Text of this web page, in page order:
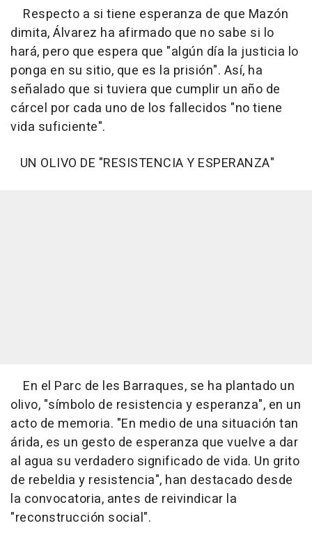
Respecto a si tiene esperanza de que Mazón
dimita, Álvarez ha afirmado que no sabe si lo
hará, pero que espera que "algún día la justicia lo
ponga en su sitio, que es la prisión". Así, ha
señalado que si tuviera que cumplir un año de
cárcel por cada uno de los fallecidos "no tiene
vida suficiente".
UN OLIVO DE "RESISTENCIA Y ESPERANZA"
En el Parc de les Barraques, se ha plantado un
olivo, "símbolo de resistencia y esperanza", en un
acto de memoria. "En medio de una situación tan
árida, es un gesto de esperanza que vuelve a dar
al agua su verdadero significado de vida. Un grito
de rebeldia y resistencia", han destacado desde
la convocatoria, antes de reivindicar la
"reconstrucción social".